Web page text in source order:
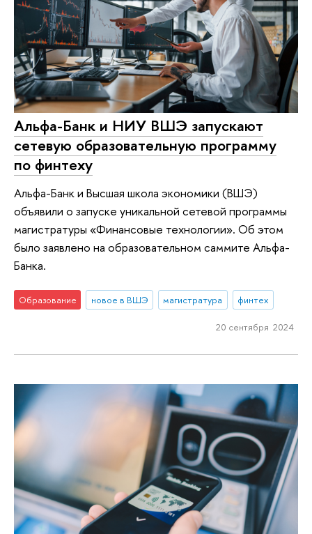
Альфа-Банк и НИУ ВШЭ запускают
сетевую образовательную программу
по финтеху
Альфа-Банк и Высшая школа экономики (ВШЭ)
объявили о запуске уникальной сетевой программы
магистратуры «Финансовые технологии». Об этом
было заявлено на образовательном саммите Альфа-
Банка.
Образование новое в ВШЭ магистратура финтех
20 сентября 2024